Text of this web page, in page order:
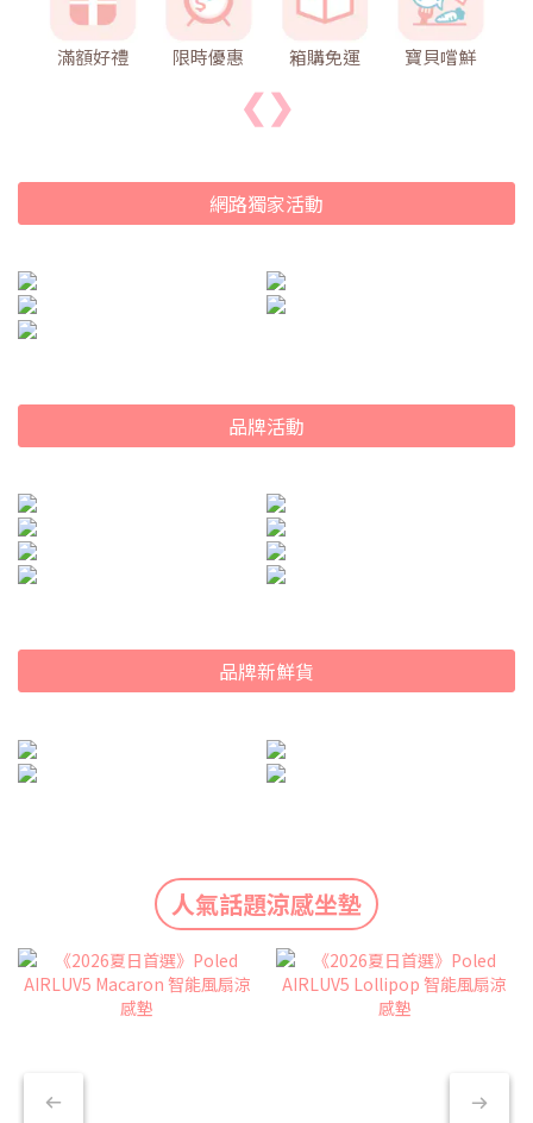
滿額好禮 限時優惠 箱購免運 寶貝嚐鮮
❮❯
網路獨家活動
品牌活動
品牌新鮮貨
人氣話題涼感坐墊